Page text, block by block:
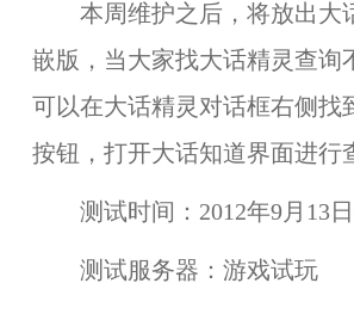
本周维护之后，将放出大
嵌版 ，当大家找大话精灵查询
可以在大话精灵对话框右侧找
按钮 ，打开大话知道界面进行
测试时间： 2012年9月13
测试服务器： 游戏试玩